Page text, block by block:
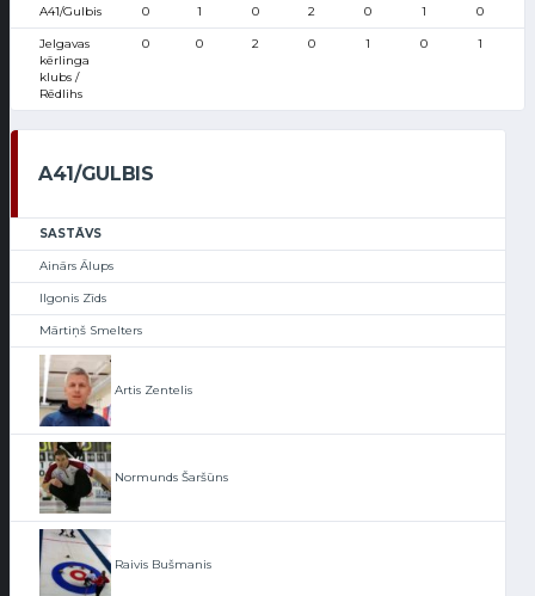
A41/Gulbis 0 1 0 2 0 1 0
Jelgavas
kērlinga
klubs /
Rēdlihs
0 0 2 0 1 0 1
A41/GULBIS
SASTĀVS
Ainārs Ālups
Ilgonis Zīds
Mārtiņš Smelters
Artis Zentelis
Normunds Šaršūns
Raivis Bušmanis